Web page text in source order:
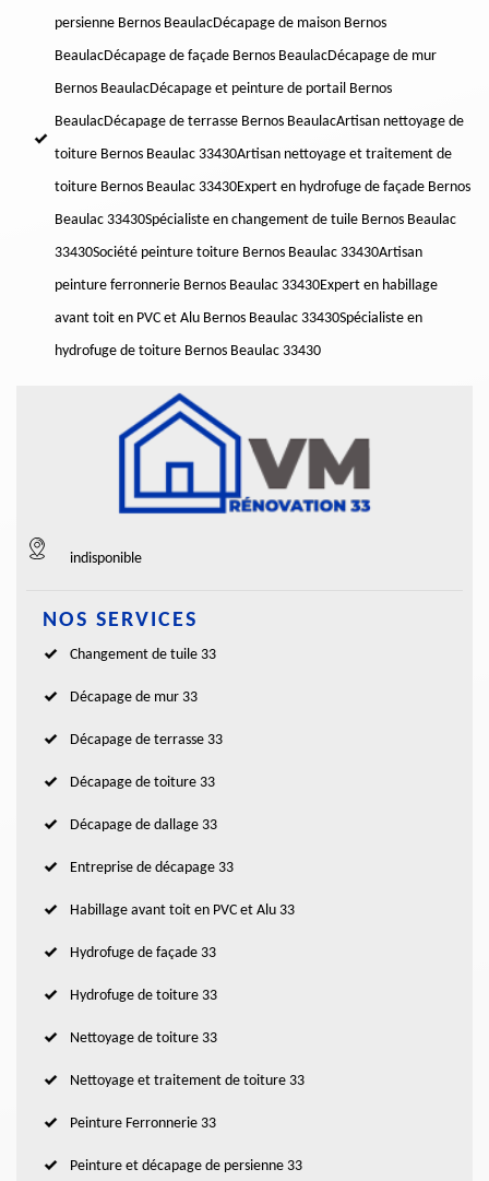
persienne Bernos BeaulacDécapage de maison Bernos
BeaulacDécapage de façade Bernos BeaulacDécapage de mur
Bernos BeaulacDécapage et peinture de portail Bernos
BeaulacDécapage de terrasse Bernos BeaulacArtisan nettoyage de
toiture Bernos Beaulac 33430Artisan nettoyage et traitement de
toiture Bernos Beaulac 33430Expert en hydrofuge de façade Bernos
Beaulac 33430Spécialiste en changement de tuile Bernos Beaulac
33430Société peinture toiture Bernos Beaulac 33430Artisan
peinture ferronnerie Bernos Beaulac 33430Expert en habillage
avant toit en PVC et Alu Bernos Beaulac 33430Spécialiste en
hydrofuge de toiture Bernos Beaulac 33430
indisponible
NOS SERVICES
Changement de tuile 33
Décapage de mur 33
Décapage de terrasse 33
Décapage de toiture 33
Décapage de dallage 33
Entreprise de décapage 33
Habillage avant toit en PVC et Alu 33
Hydrofuge de façade 33
Hydrofuge de toiture 33
Nettoyage de toiture 33
Nettoyage et traitement de toiture 33
Peinture Ferronnerie 33
Peinture et décapage de persienne 33